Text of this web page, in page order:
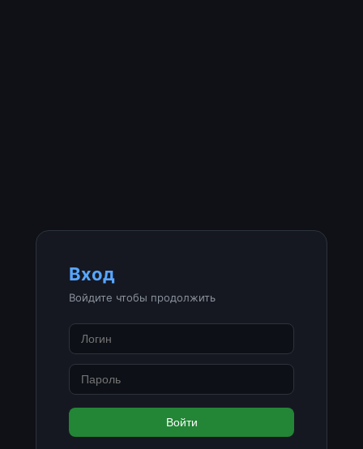
Вход
Войдите чтобы продолжить
Войти